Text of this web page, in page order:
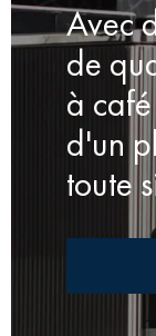
Avec
de
à
d'un
toute